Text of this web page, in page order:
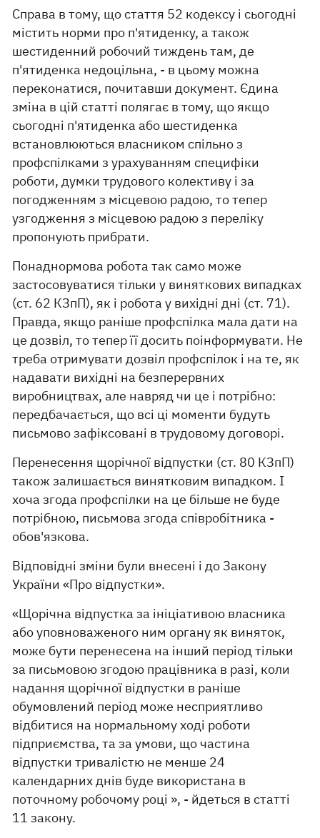
Справа в тому, що стаття 52 кодексу і сьогодні
містить норми про п'ятиденку, а також
шестиденний робочий тиждень там, де
п'ятиденка недоцільна, - в цьому можна
переконатися, почитавши документ. Єдина
зміна в цій статті полягає в тому, що якщо
сьогодні п'ятиденка або шестиденка
встановлюються власником спільно з
профспілками з урахуванням специфіки
роботи, думки трудового колективу і за
погодженням з місцевою радою, то тепер
узгодження з місцевою радою з переліку
пропонують прибрати.
Понаднормова робота так само може
застосовуватися тільки у виняткових випадках
(ст. 62 КЗпП), як і робота у вихідні дні (ст. 71).
Правда, якщо раніше профспілка мала дати на
це дозвіл, то тепер її досить поінформувати. Не
треба отримувати дозвіл профспілок і на те, як
надавати вихідні на безперервних
виробництвах, але навряд чи це і потрібно:
передбачається, що всі ці моменти будуть
письмово зафіксовані в трудовому договорі.
Перенесення щорічної відпустки (ст. 80 КЗпП)
також залишається винятковим випадком. І
хоча згода профспілки на це більше не буде
потрібною, письмова згода співробітника -
обов'язкова.
Відповідні зміни були внесені і до Закону
України «Про відпустки».
«Щорічна відпустка за ініціативою власника
або уповноваженого ним органу як виняток,
може бути перенесена на інший період тільки
за письмовою згодою працівника в разі, коли
надання щорічної відпустки в раніше
обумовлений період може несприятливо
відбитися на нормальному ході роботи
підприємства, та за умови, що частина
відпустки тривалістю не менше 24
календарних днів буде використана в
поточному робочому році », - йдеться в статті
11 закону.